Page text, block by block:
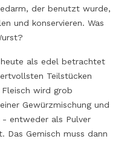
der benutzt wurde,
und konservieren. Was
als edel betrachtet
Teilstücken
wird grob
Gewürzmischung und
entweder als Pulver
Gemisch muss dann